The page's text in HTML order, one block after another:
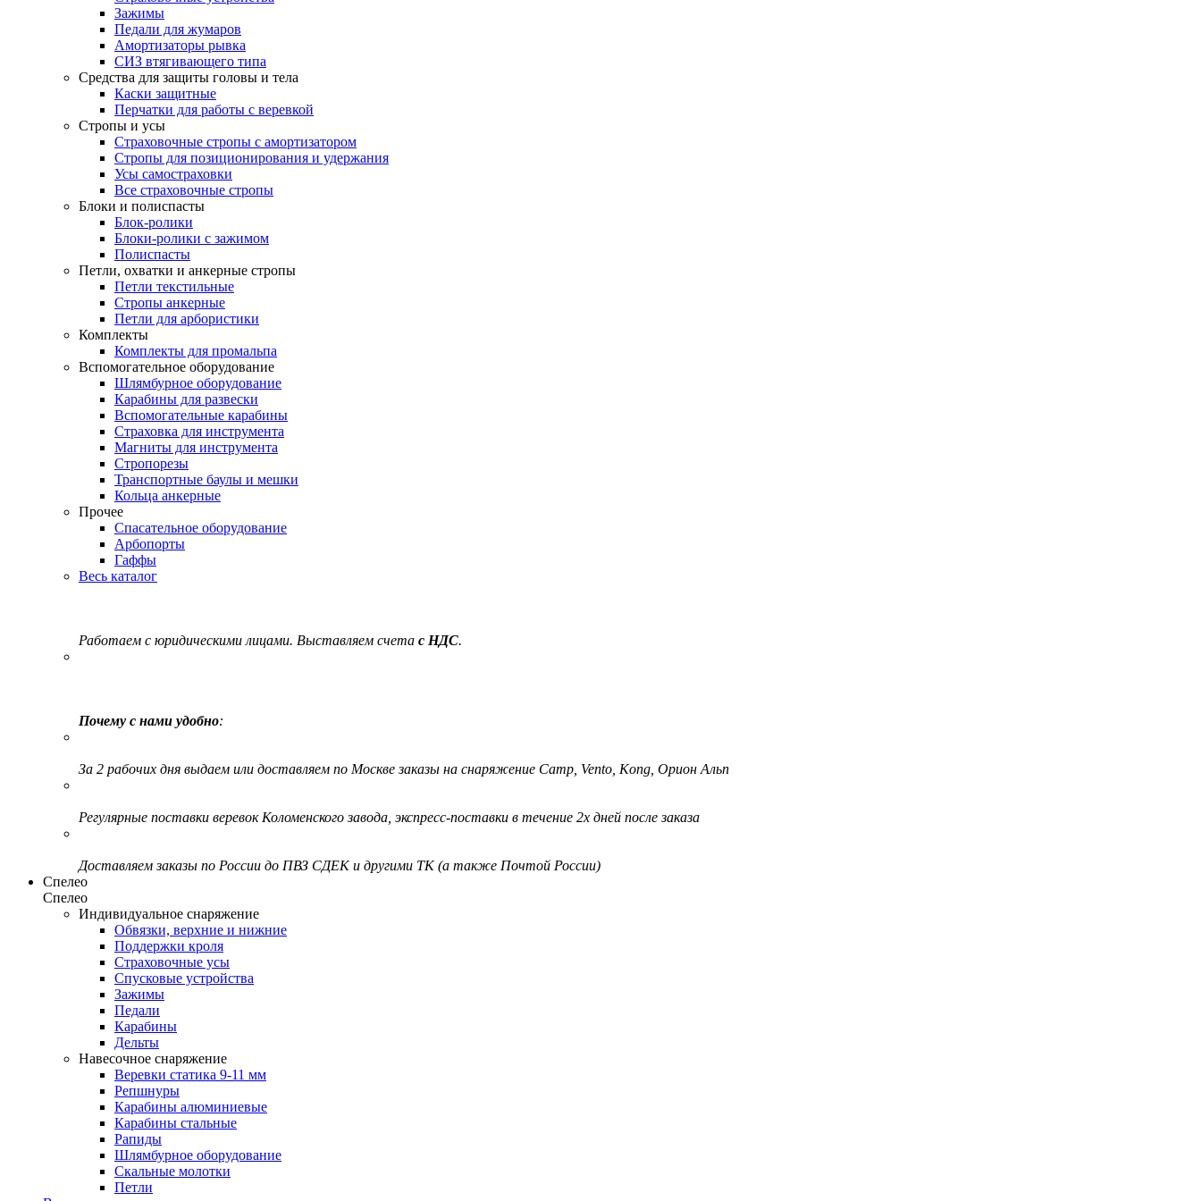
Зажимы
Педали для жумаров
Амортизаторы рывка
СИЗ втягивающего типа
Средства для защиты головы и тела
Каски защитные
Перчатки для работы с веревкой
Стропы и усы
Страховочные стропы с амортизатором
Стропы для позиционирования и удержания
Усы самостраховки
Все страховочные стропы
Блоки и полиспасты
Блок-ролики
Блоки-ролики с зажимом
Полиспасты
Петли, охватки и анкерные стропы
Петли текстильные
Стропы анкерные
Петли для арбористики
Комплекты
Комплекты для промальпа
Вспомогательное оборудование
Шлямбурное оборудование
Карабины для развески
Вспомогательные карабины
Страховка для инструмента
Магниты для инструмента
Стропорезы
Транспортные баулы и мешки
Кольца анкерные
Прочее
Спасательное оборудование
Арбопорты
Гаффы
Весь каталог
Работаем с юридическими лицами. Выставляем счета с НДС.
Почему с нами удобно:
За 2 рабочих дня выдаем или доставляем по Москве заказы на снаряжение Camp, Vento, Kong, Орион Альп
Регулярные поставки веревок Коломенского завода, экспресс-поставки в течение 2х дней после заказа
Доставляем заказы по России до ПВЗ СДЕК и другими ТК (а также Почтой России)
Спелео
Спелео
Индивидуальное снаряжение
Обвязки, верхние и нижние
Поддержки кроля
Страховочные усы
Спусковые устройства
Зажимы
Педали
Карабины
Дельты
Навесочное снаряжение
Веревки статика 9-11 мм
Репшнуры
Карабины алюминиевые
Карабины стальные
Рапиды
Шлямбурное оборудование
Скальные молотки
Петли